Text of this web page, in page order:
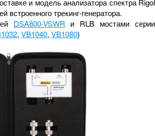
и модель анализатора спектра Rigol
встроенного трекинг-генератора.
DSA800-VSWR и RLB мостами серии
, VB1040, VB1080)